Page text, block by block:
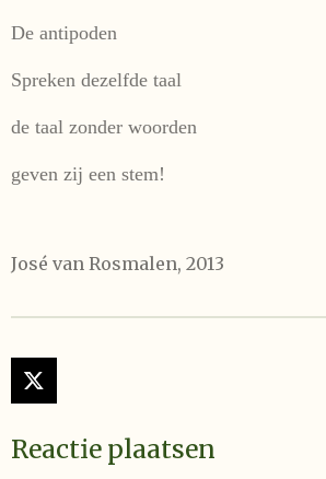
De antipoden
Spreken dezelfde taal
de taal zonder woorden
geven zij een stem!
José van Rosmalen, 2013
X
Reactie plaatsen